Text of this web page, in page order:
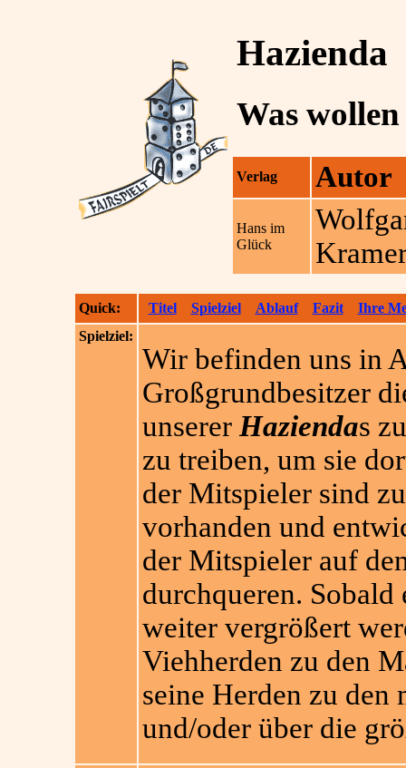
Hazienda
Was
Verlag Autor
Hans im
Glück
Quick: Titel Spielziel Ablauf Fazit
Ihre
Spielziel:
Wir befinden uns in
Großgrundbesitzer
unserer Haziendas
zu treiben, um sie
der Mitspieler sind
vorhanden und
der Mitspieler auf
durchqueren.
weiter vergrößert
Viehherden zu den
seine Herden zu den
und/oder über die